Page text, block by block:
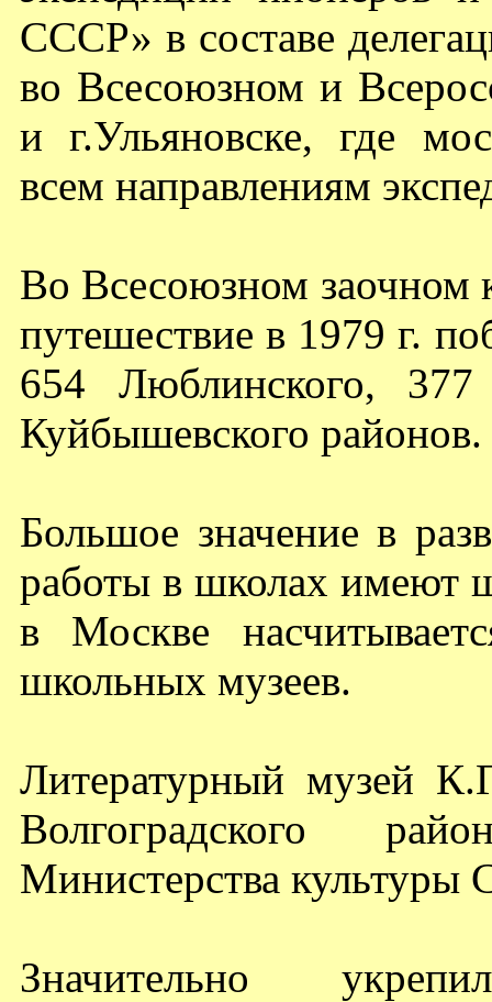
СССР» в составе
во Всесоюзном и
и г.Ульяновске, где
всем направлениям
Во Всесоюзном заочном
путешествие в 1979 г.
654 Люблинского,
Куйбышевского районов.
Большое значение в
работы в школах имеют
в Москве
школьных музеев.
Литературный музей
Волгоградского
Министерства культуры
Значительно